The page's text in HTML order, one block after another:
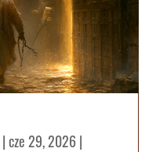
|cze 29, 2026|